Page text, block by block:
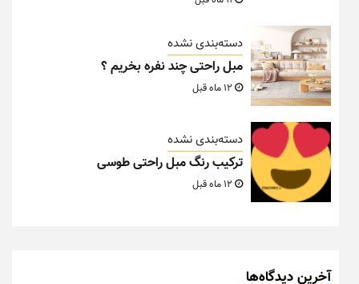
دسته‌بندی نشده
مبل راحتی چند نفره بخریم ؟
دسته‌بندی نشده
ترکیب رنگ مبل راحتی طوسی
آخرین دیدگاه‌ها